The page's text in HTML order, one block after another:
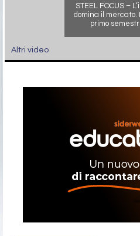
STEEL FOCUS –
domina il mercato.
primo
Altri video